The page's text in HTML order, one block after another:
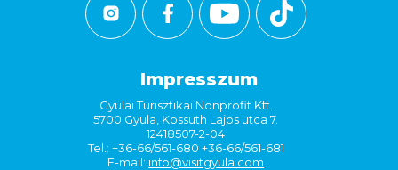
Impresszum
Gyulai Turisztikai Nonprofit Kft.
5700 Gyula, Kossuth Lajos utca 7.
12418507-2-04
Tel.: +36-66/561-680 +36-66/561-681
E-mail: info@visitgyula.com